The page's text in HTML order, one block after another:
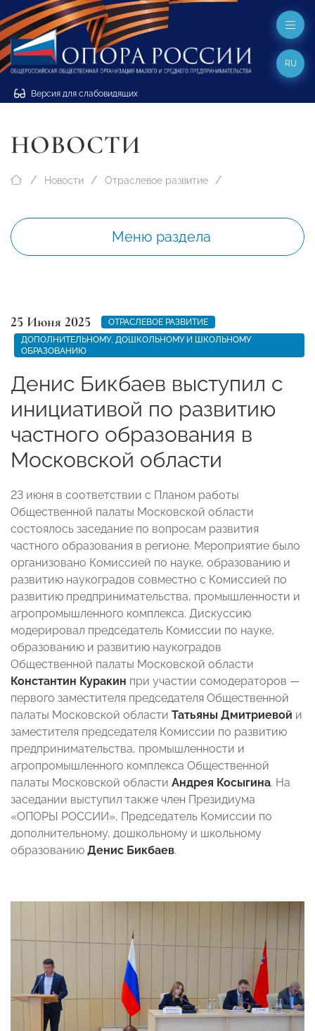
Версия для слабовидящих
RU
НОВОСТИ
Новости Отраслевое развитие
Меню раздела
25 Июня 2025
ОТРАСЛЕВОЕ РАЗВИТИЕ
ДОПОЛНИТЕЛЬНОМУ, ДОШКОЛЬНОМУ И ШКОЛЬНОМУ
ОБРАЗОВАНИЮ
Денис Бикбаев выступил с
инициативой по развитию
частного образования в
Московской области
23 июня в соответствии с Планом работы
Общественной палаты Московской области
состоялось заседание по вопросам развития
частного образования в регионе. Мероприятие было
организовано Комиссией по науке, образованию и
развитию наукоградов совместно с Комиссией по
развитию предпринимательства, промышленности и
агропромышленного комплекса. Дискуссию
модерировал председатель Комиссии по науке,
образованию и развитию наукоградов
Общественной палаты Московской области
Константин Куракин при участии сомодераторов —
первого заместителя председателя Общественной
палаты Московской области Татьяны Дмитриевой и
заместителя председателя Комиссии по развитию
предпринимательства, промышленности и
агропромышленного комплекса Общественной
палаты Московской области Андрея Косыгина. На
заседании выступил также член Президиума
«ОПОРЫ РОССИИ», Председатель Комиссии по
дополнительному, дошкольному и школьному
образованию Денис Бикбаев.